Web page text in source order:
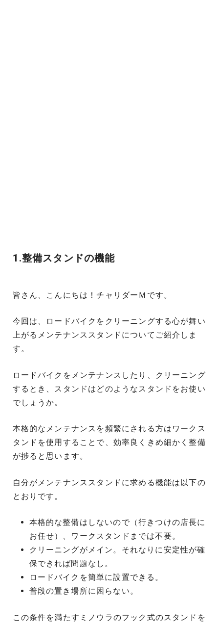
1.整備スタンドの機能
皆さん、こんにちは！チャリダーＭです。
今回は、ロードバイクをクリーニングする心が舞い
上がるメンテナンススタンドについてご紹介しま
す。
ロードバイクをメンテナンスしたり、クリーニング
するとき、スタンドはどのようなスタンドをお使い
でしょうか。
本格的なメンテナンスを頻繁にされる方はワークス
タンドを使用することで、効率良くきめ細かく整備
が捗ると思います。
自分がメンテナンススタンドに求める機能は以下の
とおりです。
本格的な整備はしないので（行きつけの店長に
お任せ）、ワークスタンドまでは不要。
クリーニングがメイン。それなりに安定性が確
保できれば問題なし。
ロードバイクを簡単に設置できる。
普段の置き場所に困らない。
この条件を満たすミノウラのフック式のスタンドを